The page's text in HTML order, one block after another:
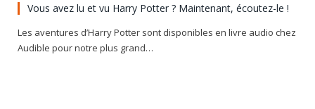
Vous avez lu et vu Harry Potter ? Maintenant, écoutez-le !
Les aventures d’Harry Potter sont disponibles en livre audio chez
Audible pour notre plus grand…